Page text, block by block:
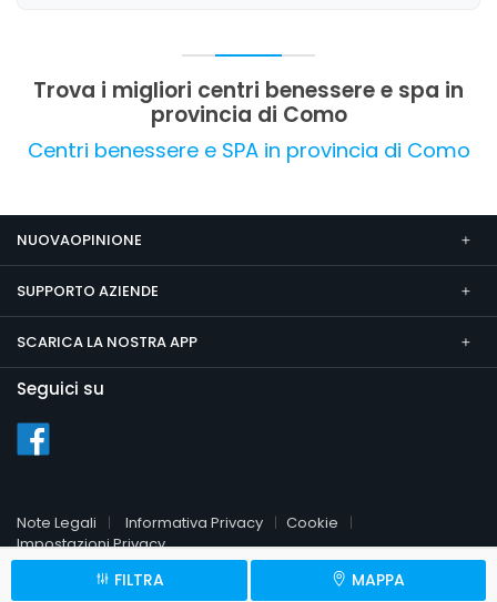
cura e attenzione personalizzata.
Trova i migliori centri benessere e spa in
provincia di Como
Centri benessere e SPA in provincia di Como
FILTRA MAPPA
NUOVAOPINIONE
SUPPORTO AZIENDE
SCARICA LA NOSTRA APP
Seguici su
Note Legali Informativa Privacy
Cookie
Impostazioni Privacy
© 2026 NuovaOpinione.it
P.Iva 09451510961